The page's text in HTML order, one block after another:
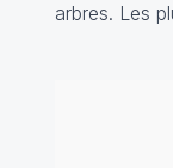
arbres. Les